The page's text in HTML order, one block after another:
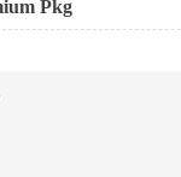
Pkg